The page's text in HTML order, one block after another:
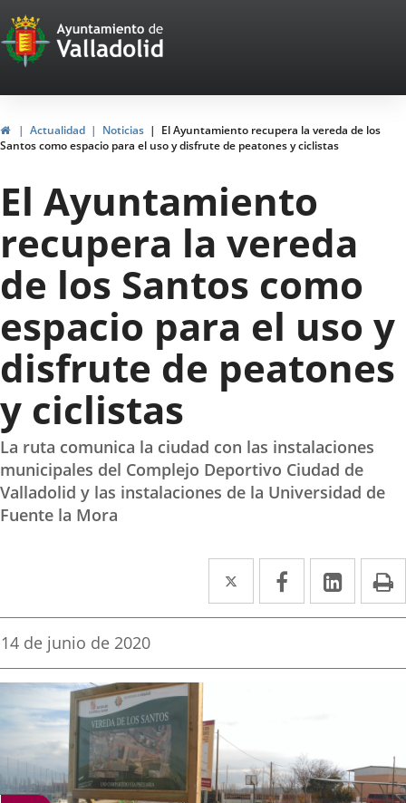
Portal
Web
del
Ayuntamiento
de
Valladolid
HomeActualidad Noticias
El Ayuntamiento recupera la vereda de los
Santos como espacio para el uso y disfrute de peatones y ciclistas
El Ayuntamiento
recupera la vereda
de los Santos como
espacio para el uso y
disfrute de peatones
y ciclistas
La ruta comunica la ciudad con las instalaciones
municipales del Complejo Deportivo Ciudad de
Valladolid y las instalaciones de la Universidad de
Fuente la Mora
Twitter
Enlace
a
aplicación
Facebook
Enlace
a
aplicación
Enlace
a
Fecha
la
noticia
14 de junio de 2020